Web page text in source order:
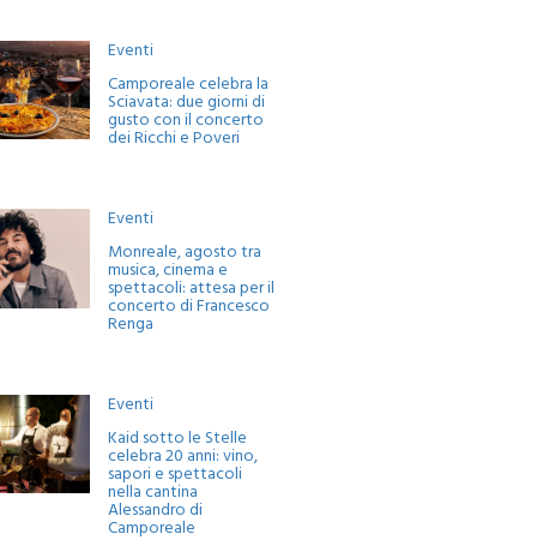
Eventi
Camporeale celebra la
Sciavata: due giorni di
gusto con il concerto
dei Ricchi e Poveri
Eventi
Monreale, agosto tra
musica, cinema e
spettacoli: attesa per il
concerto di Francesco
Renga
Eventi
Kaid sotto le Stelle
celebra 20 anni: vino,
sapori e spettacoli
nella cantina
Alessandro di
Camporeale